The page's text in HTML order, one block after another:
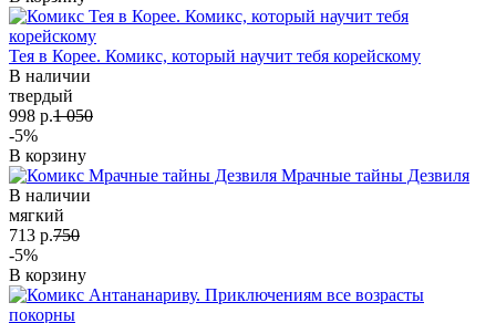
Тея в Корее. Комикс, который научит тебя корейскому
В наличии
твердый
998 р.1 050
-5%
В корзину
Мрачные тайны Дезвиля
В наличии
мягкий
713 р.750
-5%
В корзину